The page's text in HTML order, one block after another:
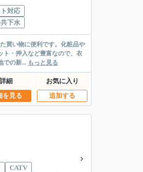
対応
下水
買い物に便利です。化粧品や
ト・押入など豊富なので、衣
での新... もっと見る
詳細
お気に入り
を見る 追加する
CATV